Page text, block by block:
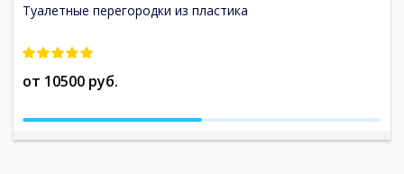
Туалетные перегородки из пластика
от 10500 руб.